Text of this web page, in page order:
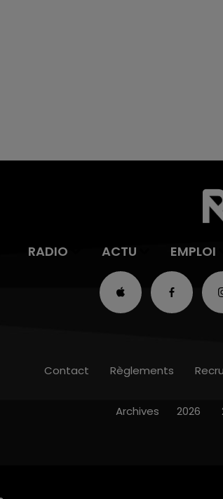
RADIO ACTU EMPLOI
Contact Règlements
Archives 2026